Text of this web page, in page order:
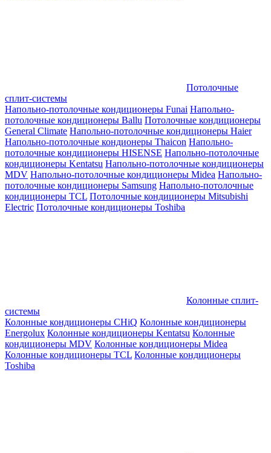
Потолочные
сплит-системы
Напольно-потолочные кондиционеры Funai Напольно-
потолочные кондиционеры Ballu Потолочные кондиционеры
General Climate Напольно-потолочные кондиционеры Haier
Напольно-потолочные кондионеры Thaicon Напольно-
потолочные кондиционеры HISENSE Напольно-потолочные
кондиционеры Kentatsu Напольно-потолочные кондиционеры
MDV Напольно-потолочные кондиционеры Midea Напольно-
потолочные кондиционеры Samsung Напольно-потолочные
кондиционеры TCL Потолочные кондиционеры Mitsubishi
Electric Потолочные кондиционеры Toshiba
Колонные сплит-
системы
Колонные кондиционеры CHiQ Колонные кондиционеры
Energolux Колонные кондиционеры Kentatsu Колонные
кондиционеры MDV Колонные кондиционеры Midea
Колонные кондиционеры TCL Колонные кондиционеры
Toshiba